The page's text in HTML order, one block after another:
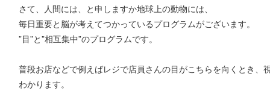
さて、人間には、と申しますか地球上の動物には、
毎日重要と脳が考えてつかっているプログラムがございます。
”目”と”相互集中”のプログラムです。
普段お店などで例えばレジで店員さんの目がこちらを向くとき、
わかります。